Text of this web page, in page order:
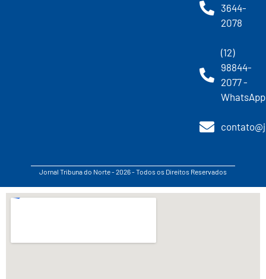
3644-
2078
(12)
98844-
2077 -
WhatsApp
Jornal Tribuna do Norte - 2026 - Todos os Direitos Reservados